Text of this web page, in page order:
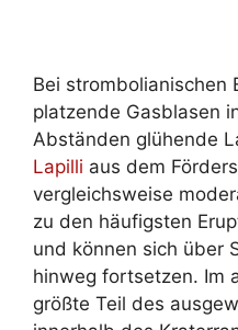
Bei strombolianischen
platzende Gasblasen
Abständen glühende
Lapilli aus dem
vergleichsweise
zu den häufigsten
und können sich über
hinweg fortsetzen. Im
größte Teil des